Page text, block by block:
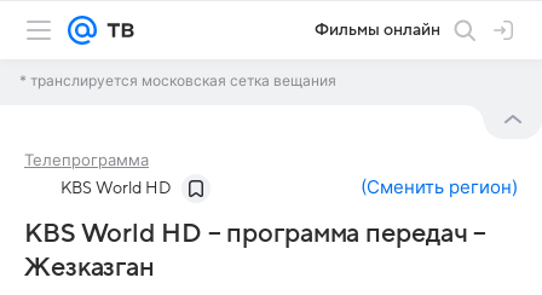
Фильмы онлайн
* транслируется московская сетка вещания
Телепрограмма
KBS World HD (Сменить регион)
KBS World HD – программа передач –
Жезказган